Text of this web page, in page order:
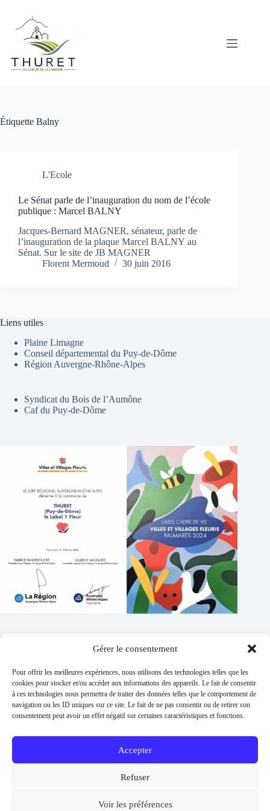
Gérer le consentement
Pour offrir les meilleures expériences, nous utilisons des technologies telles que les
cookies pour stocker et/ou accéder aux informations des appareils. Le fait de consentir
à ces technologies nous permettra de traiter des données telles que le comportement de
navigation ou les ID uniques sur ce site. Le fait de ne pas consentir ou de retirer son
consentement peut avoir un effet négatif sur certaines caractéristiques et fonctions.
Accepter
Refuser
Voir les préférences
contenu
Étiquette Balny
L'Ecole
Le Sénat parle de l’inauguration du nom de l’école
publique : Marcel BALNY
Jacques-Bernard MAGNER, sénateur, parle de
l’inauguration de la plaque Marcel BALNY au
Sénat. Sur le site de JB MAGNER
Florent Mermoud
30 juin 2016
Liens utiles
Plaine Limagne
Conseil départemental du Puy-de-Dôme
Région Auvergne-Rhône-Alpes
Syndicat du Bois de l’Aumône
Caf du Puy-de-Dôme
Addresse :
1 place de l'église 63260 Thuret
Phone:
04 73 97 91 58
E-mail :
Permanences :
Lundi et jeudi 13h30 - 17h30 / Mardi et